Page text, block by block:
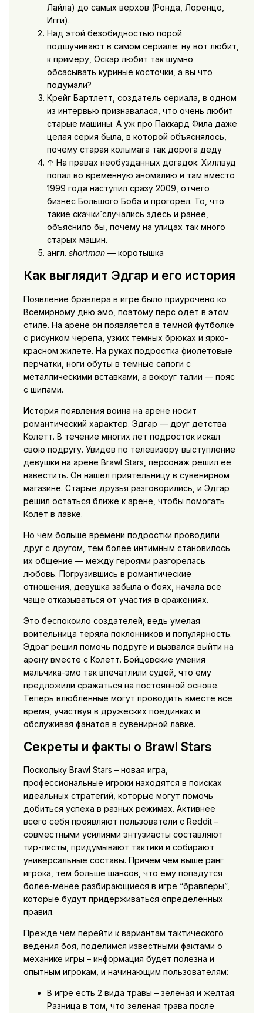
Лайла) до самых верхов (Ронда, Лоренцо,
Игги).
Над этой безобидностью порой
подшучивают в самом сериале: ну вот любит,
к примеру, Оскар любит так шумно
обсасывать куриные косточки, а вы что
подумали?
Крейг Бартлетт, создатель сериала, в одном
из интервью признавалася, что очень любит
старые машины. А уж про Паккард Фила даже
целая серия была, в которой объяснялось,
почему старая колымага так дорога деду
↑ На правах необузданных догадок: Хиллвуд
попал во временную аномалию и там вместо
1999 года наступил сразу 2009, отчего
бизнес Большого Боба и прогорел. То, что
такие скачки́ случались здесь и ранее,
объяснило бы, почему на улицах так много
старых машин.
англ. shortman— коротышка
Как выглядит Эдгар и его история
Появление бравлера в игре было приурочено ко
Всемирному дню эмо, поэтому перс одет в этом
стиле. На арене он появляется в темной футболке
с рисунком черепа, узких темных брюках и ярко-
красном жилете. На руках подростка фиолетовые
перчатки, ноги обуты в темные сапоги с
металлическими вставками, а вокруг талии — пояс
с шипами.
История появления воина на арене носит
романтический характер. Эдгар — друг детства
Колетт. В течение многих лет подросток искал
свою подругу. Увидев по телевизору выступление
девушки на арене Brawl Stars, персонаж решил ее
навестить. Он нашел приятельницу в сувенирном
магазине. Старые друзья разговорились, и Эдгар
решил остаться ближе к арене, чтобы помогать
Колет в лавке.
Но чем больше времени подростки проводили
друг с другом, тем более интимным становилось
их общение — между героями разгорелась
любовь. Погрузившись в романтические
отношения, девушка забыла о боях, начала все
чаще отказываться от участия в сражениях.
Это беспокоило создателей, ведь умелая
воительница теряла поклонников и популярность.
Эдраг решил помочь подруге и вызвался выйти на
арену вместе с Колетт. Бойцовские умения
мальчика-эмо так впечатлили судей, что ему
предложили сражаться на постоянной основе.
Теперь влюбленные могут проводить вместе все
время, участвуя в дружеских поединках и
обслуживая фанатов в сувенирной лавке.
Секреты и факты о Brawl Stars
Поскольку Brawl Stars – новая игра,
профессиональные игроки находятся в поисках
идеальных стратегий, которые могут помочь
добиться успеха в разных режимах. Активнее
всего себя проявляют пользователи с Reddit –
совместными усилиями энтузиасты составляют
тир-листы, придумывают тактики и собирают
универсальные составы. Причем чем выше ранг
игрока, тем больше шансов, что ему попадутся
более-менее разбирающиеся в игре “бравлеры”,
которые будут придерживаться определенных
правил.
Прежде чем перейти к вариантам тактического
ведения боя, поделимся известными фактами о
механике игры – информация будет полезна и
опытным игрокам, и начинающим пользователям:
В игре есть 2 вида травы – зеленая и желтая.
Разница в том, что зеленая трава после